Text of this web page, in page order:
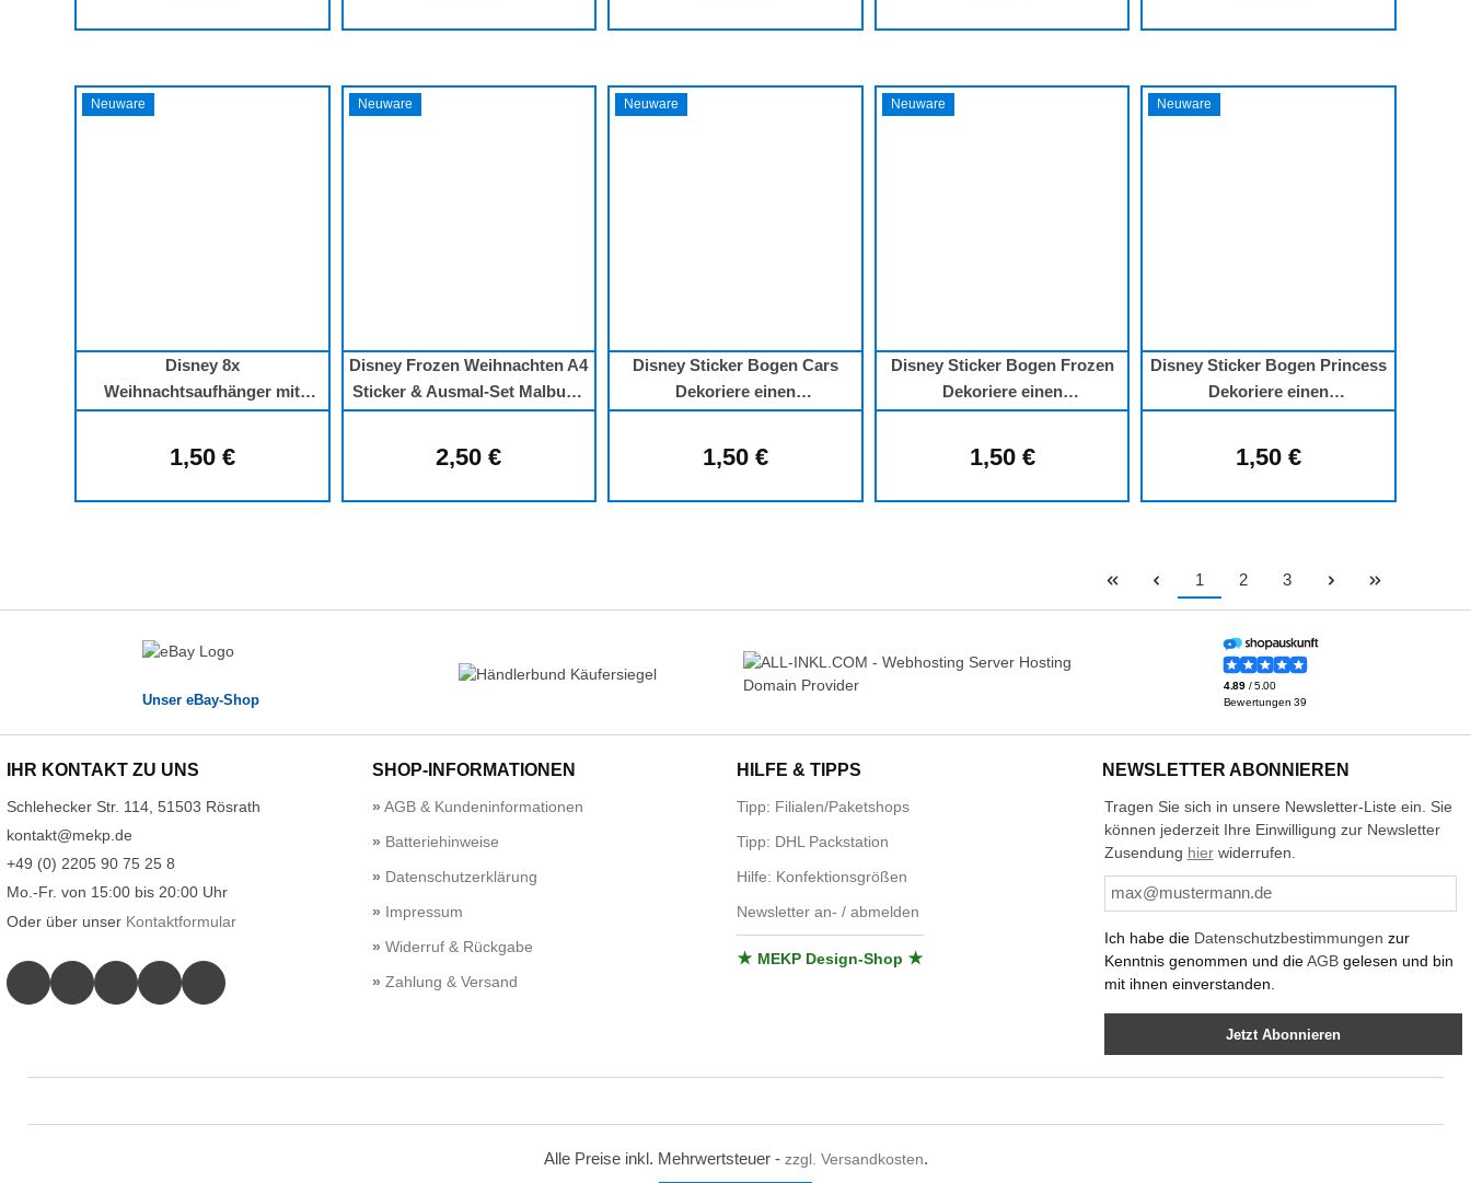
Neuware
Disney 8x
Weihnachtsaufhänger mit
Umschläge Princess
Regulärer Preis:
1,50 €
Neuware
Disney Frozen Weihnachten A4
Sticker & Ausmal-Set Malbuch
16 Bilder
Regulärer Preis:
2,50 €
Neuware
Disney Sticker Bogen Cars
Dekoriere einen
Weihnachtsbaum
Regulärer Preis:
1,50 €
Neuware
Disney Sticker Bogen Frozen
Dekoriere einen
Weihnachtsbaum
Regulärer Preis:
1,50 €
Neuware
Disney Sticker Bogen Princess
Dekoriere einen
Weihnachtsbaum
Regulärer Preis:
1,50 €
Seite
1 Seite
2 Seite
3
Unser eBay-Shop
IHR KONTAKT ZU UNS
Schlehecker Str. 114, 51503 Rösrath
kontakt@mekp.de
+49 (0) 2205 90 75 25 8
Mo.-Fr. von 15:00 bis 20:00 Uhr
Oder über unser Kontaktformular
SHOP-INFORMATIONEN
AGB & Kundeninformationen
Batteriehinweise
Datenschutzerklärung
Impressum
Widerruf & Rückgabe
Zahlung & Versand
HILFE & TIPPS
Tipp: Filialen/Paketshops
Tipp: DHL Packstation
Hilfe: Konfektionsgrößen
Newsletter an- / abmelden
★ MEKP Design-Shop ★
NEWSLETTER ABONNIEREN
Tragen Sie sich in unsere Newsletter-Liste ein. Sie
können jederzeit Ihre Einwilligung zur Newsletter
Zusendung hierwiderrufen.
Ich habe die Datenschutzbestimmungen zur
Kenntnis genommen und dieAGBgelesen und bin
mit ihnen einverstanden.
Jetzt Abonnieren
Alle Preise inkl. Mehrwertsteuer - zzgl. Versandkosten.